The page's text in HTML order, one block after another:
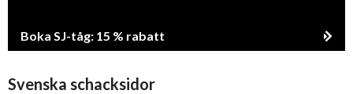
Boka SJ-tåg: 15 % rabatt
Svenska schacksidor